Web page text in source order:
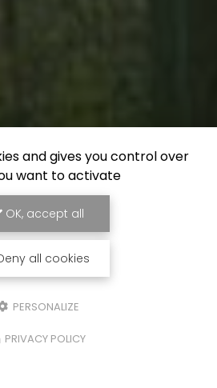
and gives you control over
want to activate
OK, accept all
all cookies
PERSONALIZE
PRIVACY POLICY